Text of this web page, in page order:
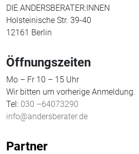
DIE ANDERSBERATER:INNEN
Holsteinische Str. 39-40
12161 Berlin
Öffnungszeiten
Mo – Fr 10 – 15 Uhr
Wir bitten um vorherige Anmeldung.
Tel: 030 –64073290
info@andersberater.de
Partner